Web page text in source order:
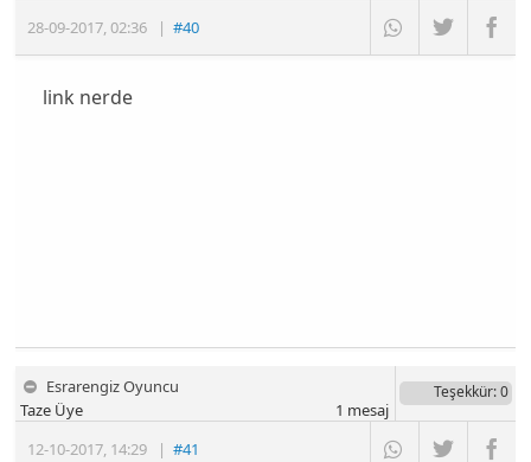
28-09-2017,02:36 |#40
link nerde
Esrarengiz Oyuncu
12-10-2017, 14:29 |#41
Taze Üye
Teşekkür: 0
1 mesaj